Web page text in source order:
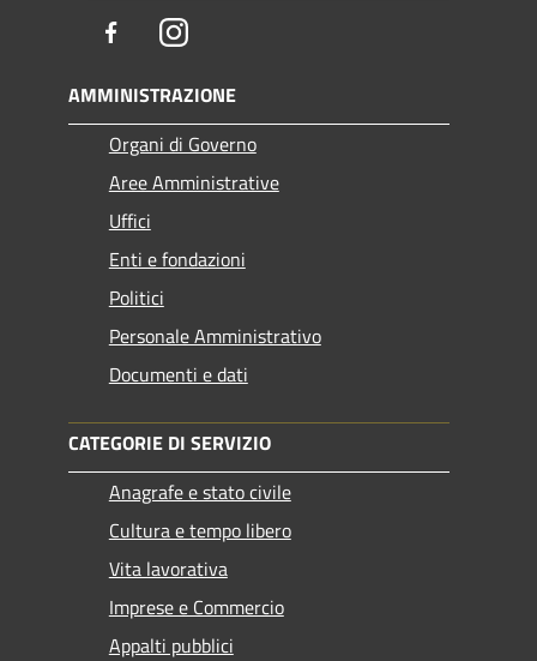
FacebookInstagram
AMMINISTRAZIONE
Organi di Governo
Aree Amministrative
Uffici
Enti e fondazioni
Politici
Personale Amministrativo
Documenti e dati
CATEGORIE DI SERVIZIO
Anagrafe e stato civile
Cultura e tempo libero
Vita lavorativa
Imprese e Commercio
Appalti pubblici